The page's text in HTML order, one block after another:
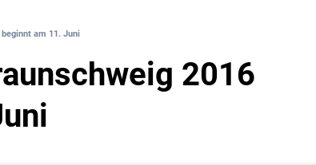
am 11. Juni
2016